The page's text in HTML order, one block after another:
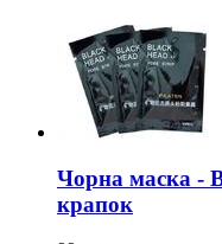
Чорна маска -
крапок